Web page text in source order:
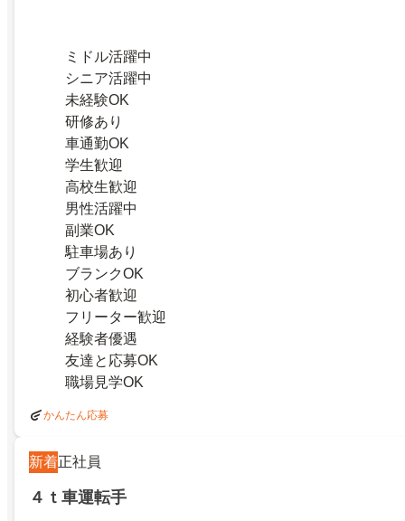
ミドル活躍中
シニア活躍中
未経験OK
研修あり
車通勤OK
学生歓迎
高校生歓迎
男性活躍中
副業OK
駐車場あり
ブランクOK
初心者歓迎
フリーター歓迎
経験者優遇
友達と応募OK
職場見学OK
かんたん応募
新着正社員
４ｔ車運転手